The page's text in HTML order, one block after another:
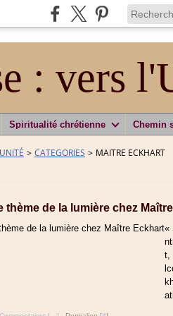
: vers
Spiritualité chrétienne Chemin
> CATEGORIES > MAITRE ECKHART
thème de la lumière chez
«
t,